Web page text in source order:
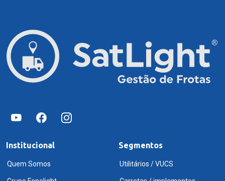
Institucional
Quem Somos
Segmentos
Utilitários / VUCS